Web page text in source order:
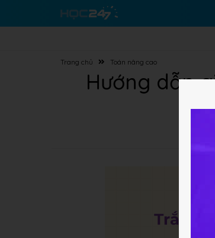
Trang chủ Toán nâng cao
Hướng dẫn